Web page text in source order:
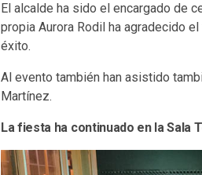
El alcalde ha sido el encargado de
propia Aurora Rodil ha agradecido
éxito.
Al evento también han asistido
Martínez.
La fiesta ha continuado en la Sala